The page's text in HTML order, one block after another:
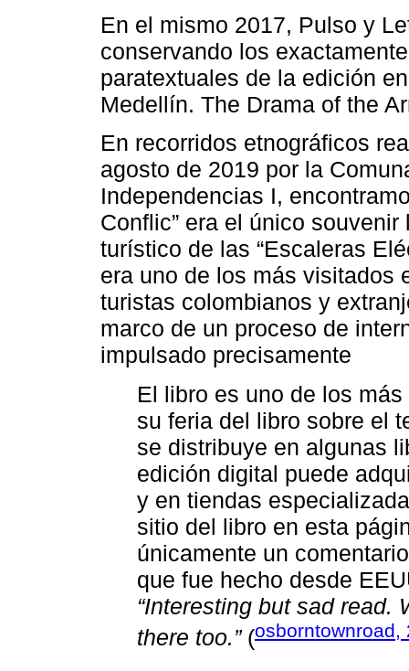
En el mismo 2017, Pulso y
conservando los
paratextuales de la edición
Medellín. The Drama of the
En recorridos etnográficos
agosto de 2019 por la
Independencias I,
Conflic” era el único
turístico de las “Escaleras
era uno de los más visitados
turistas colombianos y
marco de un proceso de
impulsado precisamente
El libro es uno de los
su feria del libro sobre el
se distribuye en algunas
edición digital puede
y en tiendas
sitio del libro en esta
únicamente un
que fue hecho desde
“Interesting but sad read.
there too.”(osborntownroad,